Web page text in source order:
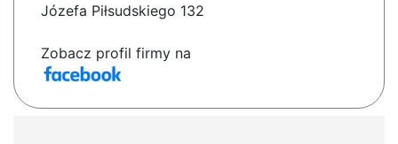
Józefa Piłsudskiego 132
Zobacz profil firmy na